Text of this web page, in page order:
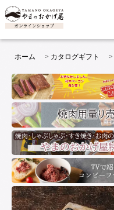
ホーム > カタログギフト >